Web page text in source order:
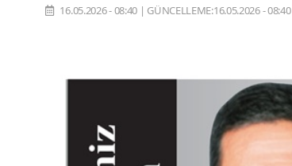
16.05.2026 - 08:40 | GÜNCELLEME:16.05.2026 - 08:40